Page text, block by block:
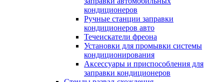
кондиционеров
Ручные станции заправки
кондиционеров авто
Течеискатели фреона
Установки для промывки системы
кондиционирования
Аксессуары и приспособления для
заправки кондиционеров